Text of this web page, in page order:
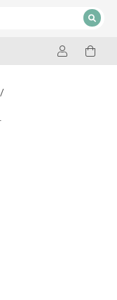
CERRAR
/